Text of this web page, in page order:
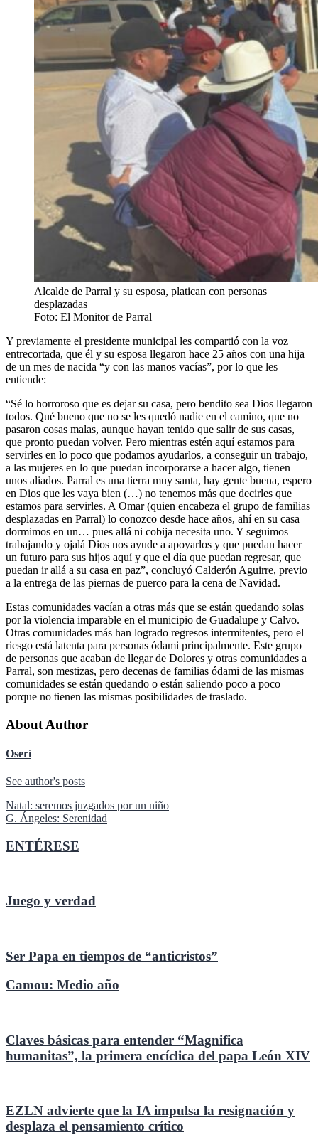
Alcalde de Parral y su esposa, platican con personas
desplazadas
Foto: El Monitor de Parral
Y previamente el presidente municipal les compartió con la voz
entrecortada, que él y su esposa llegaron hace 25 años con una hija
de un mes de nacida “y con las manos vacías”, por lo que les
entiende:
“Sé lo horroroso que es dejar su casa, pero bendito sea Dios llegaron
todos. Qué bueno que no se les quedó nadie en el camino, que no
pasaron cosas malas, aunque hayan tenido que salir de sus casas,
que pronto puedan volver. Pero mientras estén aquí estamos para
servirles en lo poco que podamos ayudarlos, a conseguir un trabajo,
a las mujeres en lo que puedan incorporarse a hacer algo, tienen
unos aliados. Parral es una tierra muy santa, hay gente buena, espero
en Dios que les vaya bien (…) no tenemos más que decirles que
estamos para servirles. A Omar (quien encabeza el grupo de familias
desplazadas en Parral) lo conozco desde hace años, ahí en su casa
dormimos en un… pues allá ni cobija necesita uno. Y seguimos
trabajando y ojalá Dios nos ayude a apoyarlos y que puedan hacer
un futuro para sus hijos aquí y que el día que puedan regresar, que
puedan ir allá a su casa en paz”, concluyó Calderón Aguirre, previo
a la entrega de las piernas de puerco para la cena de Navidad.
Estas comunidades vacían a otras más que se están quedando solas
por la violencia imparable en el municipio de Guadalupe y Calvo.
Otras comunidades más han logrado regresos intermitentes, pero el
riesgo está latenta para personas ódami principalmente. Este grupo
de personas que acaban de llegar de Dolores y otras comunidades a
Parral, son mestizas, pero decenas de familias ódami de las mismas
comunidades se están quedando o están saliendo poco a poco
porque no tienen las mismas posibilidades de traslado.
About Author
Oserí
See author's posts
Navegación
de
entradas
Natal: seremos juzgados por un niño
G. Ángeles: Serenidad
ENTÉRESE
Juego y verdad
Ser Papa en tiempos de “anticristos”
Camou: Medio año
Claves básicas para entender “Magnifica
humanitas”, la primera encíclica del papa León XIV
EZLN advierte que la IA impulsa la resignación y
desplaza el pensamiento crítico